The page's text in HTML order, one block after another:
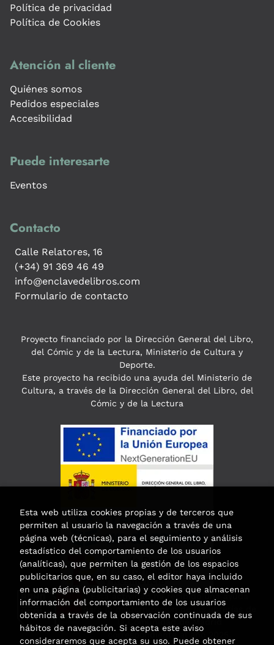
Política de privacidad
Política de Cookies
Atención al cliente
Quiénes somos
Pedidos especiales
Accesibilidad
Puede interesarte
Eventos
Contacto
Calle Relatores, 16
(+34) 91 369 46 49
info@enclavedelibros.com
Formulario de contacto
Proyecto financiado por la Dirección General del Libro,
del Cómic y de la Lectura, Ministerio de Cultura y
Deporte.
Este proyecto ha recibido una ayuda del Ministerio de
Cultura, a través de la Dirección General del Libro, del
Cómic y de la Lectura
Esta actividad ha recibido una ayuda
para la modernización de las librerías de
la Comunidad de Madrid
correspondiente al año 2025.
Esta web utiliza cookies propias y de terceros que
permiten al usuario la navegación a través de una
página web (técnicas), para el seguimiento y análisis
estadístico del comportamiento de los usuarios
(analíticas), que permiten la gestión de los espacios
publicitarios que, en su caso, el editor haya incluido
en una página (publicitarias) y cookies que almacenan
información del comportamiento de los usuarios
obtenida a través de la observación continuada de sus
hábitos de navegación. Si acepta este aviso
consideraremos que acepta su uso. Puede obtener